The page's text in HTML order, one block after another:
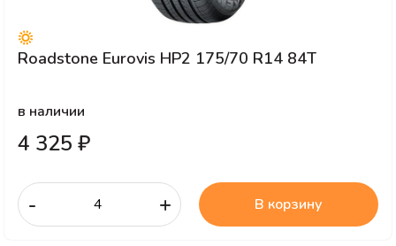
Roadstone Eurovis HP2 175/70 R14 84T
в наличии
4 325 ₽
- + В корзину